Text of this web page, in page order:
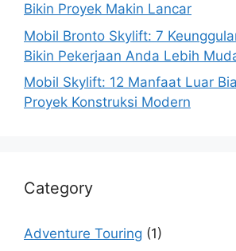
Bikin Proyek Makin Lancar
Mobil Bronto Skylift: 7
Bikin Pekerjaan Anda Lebih
Mobil Skylift: 12 Manfaat Luar
Proyek Konstruksi Modern
Category
Adventure Touring (1)